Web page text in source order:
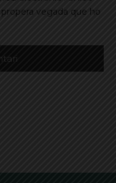
vegada que ho